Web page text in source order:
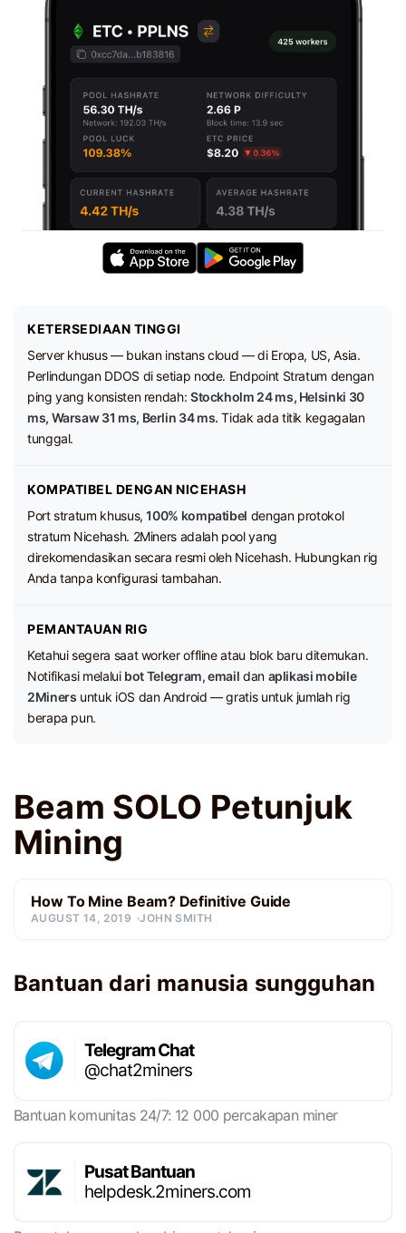
KETERSEDIAAN TINGGI
Server khusus — bukan instans cloud — di Eropa, US, Asia.
Perlindungan DDOS di setiap node. Endpoint Stratum dengan
ping yang konsisten rendah: Stockholm 24 ms, Helsinki 30
ms, Warsaw 31 ms, Berlin 34 ms. Tidak ada titik kegagalan
tunggal.
KOMPATIBEL DENGAN NICEHASH
Port stratum khusus,100% kompatibel dengan protokol
stratum Nicehash. 2Miners adalah pool yang
direkomendasikan secara resmi oleh Nicehash. Hubungkan rig
Anda tanpa konfigurasi tambahan.
PEMANTAUAN RIG
Ketahui segera saat worker offline atau blok baru ditemukan.
Notifikasi melalui bot Telegram, email dan aplikasi mobile
2Miners untuk iOS dan Android — gratis untuk jumlah rig
berapa pun.
Beam SOLO Petunjuk
Mining
How To Mine Beam? Definitive Guide
AUGUST 14, 2019 JOHN SMITH
Bantuan dari manusia sungguhan
Telegram Chat
@chat2miners
Bantuan komunitas 24/7: 12 000 percakapan miner
Pusat Bantuan
helpdesk.2miners.com